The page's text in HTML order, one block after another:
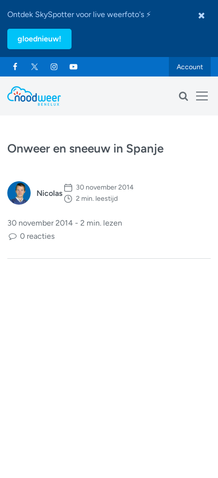
Ontdek SkySpotter voor live weerfoto's ⚡
gloednieuw!
Account
Onweer en sneeuw in Spanje
Nicolas
30 november 2014
2 min. leestijd
30 november 2014 - 2 min. lezen
0 reacties